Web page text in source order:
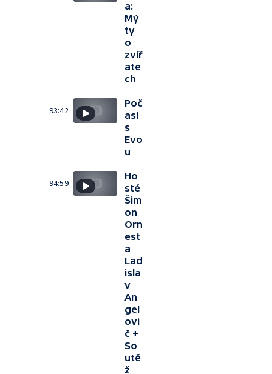
a:
Mý
ty
o
zvíř
ate
ch
93:42
Poč
así
s
Evo
u
94:59
Ho
sté
Šim
on
Orn
est
a
Lad
isla
v
An
gel
ovi
č +
So
utě
ž